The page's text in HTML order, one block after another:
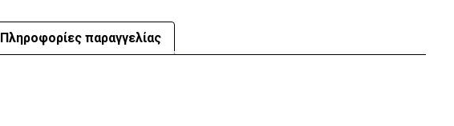
Πληροφορίες παραγγελίας